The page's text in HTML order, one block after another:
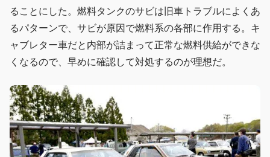
ることにした。燃料タンクのサビは旧車トラブルによくあ
るパターンで、サビが原因で燃料系の各部に作用する。キ
ャブレター車だと内部が詰まって正常な燃料供給ができな
くなるので、早めに確認して対処するのが理想だ。